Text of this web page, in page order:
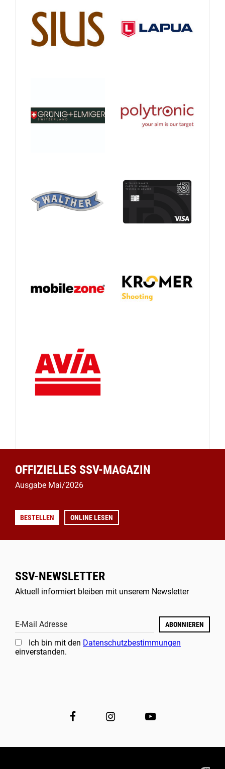
OFFIZIELLES SSV-MAGAZIN
Ausgabe Mai/2026
BESTELLEN ONLINE LESEN
SSV-NEWSLETTER
Aktuell informiert bleiben mit unserem Newsletter
E-Mail Adresse ABONNIEREN
Ich bin mit den Datenschutzbestimmungen
einverstanden.